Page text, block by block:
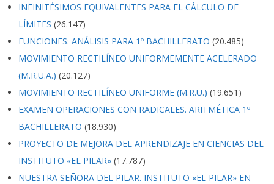
INFINITÉSIMOS EQUIVALENTES PARA EL CÁLCULO DE
LÍMITES (26.147)
FUNCIONES: ANÁLISIS PARA 1º BACHILLERATO (20.485)
MOVIMIENTO RECTILÍNEO UNIFORMEMENTE ACELERADO
(M.R.U.A.) (20.127)
MOVIMIENTO RECTILÍNEO UNIFORME (M.R.U.) (19.651)
EXAMEN OPERACIONES CON RADICALES. ARITMÉTICA 1º
BACHILLERATO (18.930)
PROYECTO DE MEJORA DEL APRENDIZAJE EN CIENCIAS DEL
INSTITUTO «EL PILAR» (17.787)
NUESTRA SEÑORA DEL PILAR. INSTITUTO «EL PILAR» EN